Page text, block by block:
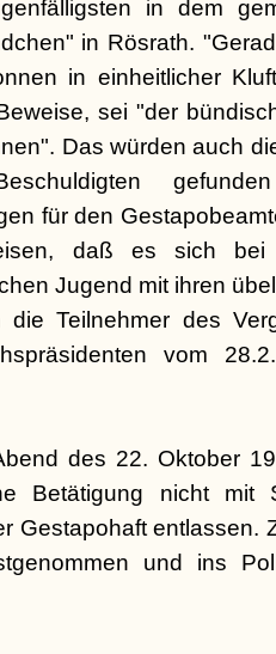
in dem
in Rösrath.
in einheitlicher
sei "der
Das würden auch
für den
daß es sich
Jugend mit ihren
die Teilnehmer des
vom
des 22. Oktober
Betätigung nicht mit
Gestapohaft entlassen.
und ins